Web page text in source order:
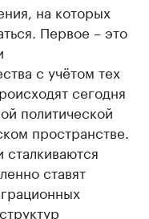
на которых
Первое – это
с учётом тех
сегодня
политической
пространстве.
ставят